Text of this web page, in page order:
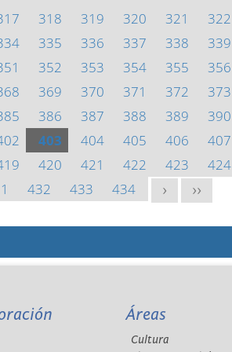
318 319 320 321 322
335 336 337 338 339
352 353 354 355 356
369 370 371 372 373
386 387 388 389 390
403 404 405 406 407
420 421 422 423 424
432 433 434 > >>
Áreas
Cultura